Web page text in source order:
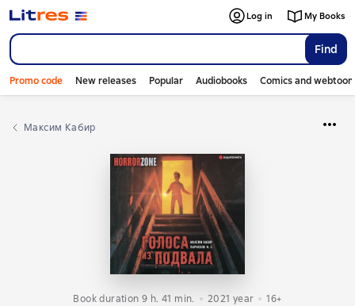
Find
Log in My Books
Promo code New releases Popular Audiobooks Comics and
Максим Кабир
Book duration 9 h. 41 min. 2021 year 16+